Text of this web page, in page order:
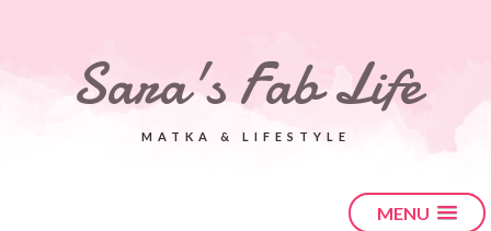
Sara's Fab Life
MATKA & LIFESTYLE
MENU